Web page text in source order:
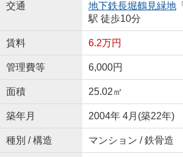
交通
地下鉄長堀鶴見緑地「
駅 徒歩10分
賃料 6.2万円
管理費等 6,000円
面積 25.02㎡
築年月 2004年 4月(築22年)
種別 / 構造 マンション / 鉄骨造